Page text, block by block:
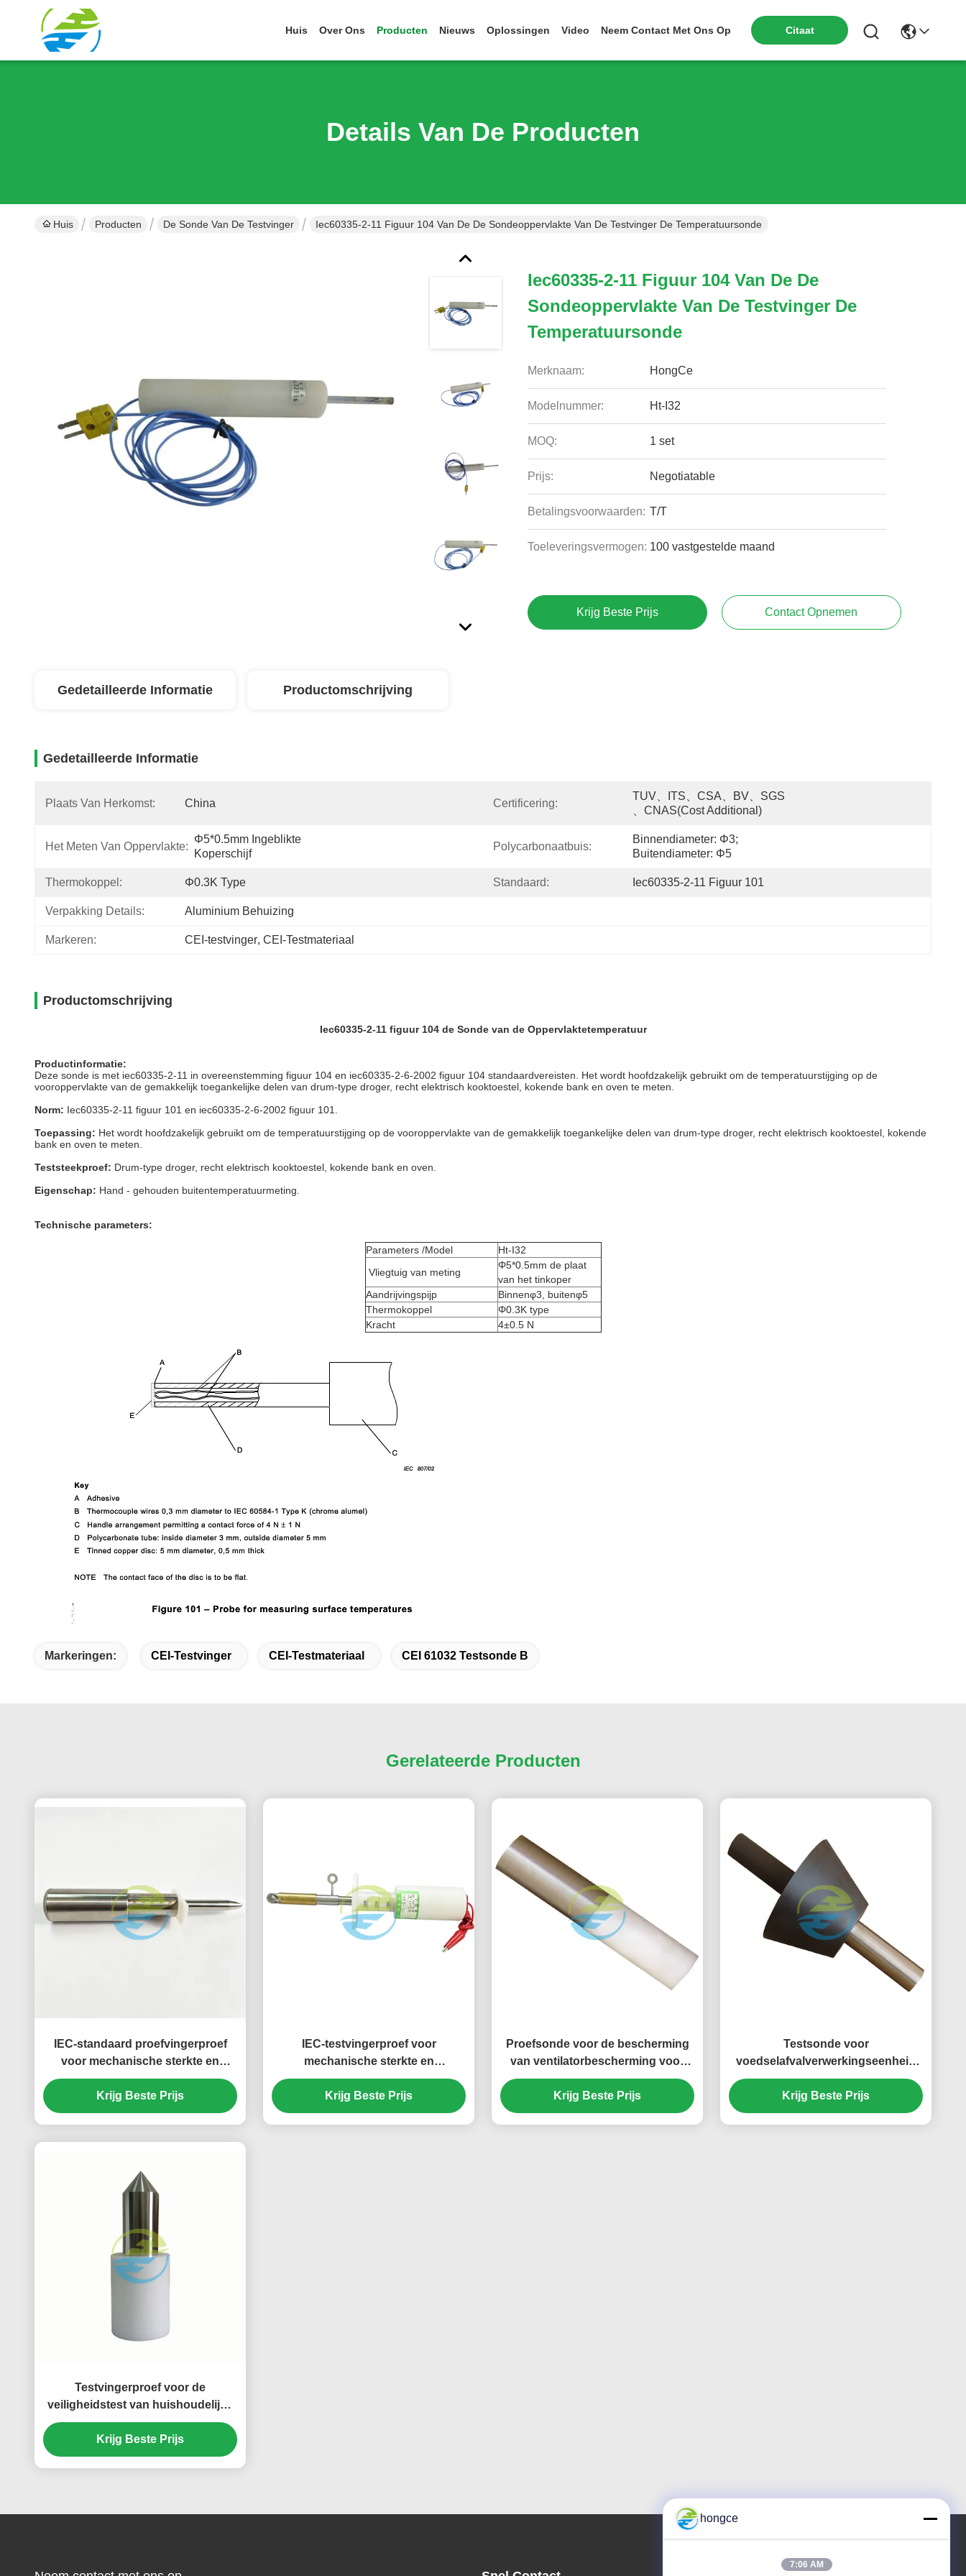
Huis Over Ons Producten Nieuws Oplossingen Video Neem Contact Met Ons Op Citaat
Details Van De Producten
Huis Producten De Sonde Van De Testvinger Iec60335-2-11 Figuur 104 Van De De Sondeoppervlakte Van De Testvinger De Temperatuursonde
Iec60335-2-11 Figuur 104 Van De De
Sondeoppervlakte Van De Testvinger De
Temperatuursonde
Merknaam: HongCe
Modelnummer: Ht-I32
MOQ: 1 set
Prijs: Negotiatable
Betalingsvoorwaarden: T/T
Toeleveringsvermogen: 100 vastgestelde maand
Krijg Beste Prijs Contact Opnemen
Gedetailleerde Informatie Productomschrijving
Gedetailleerde Informatie
Plaats Van Herkomst: China Certificering:
TUV、ITS、CSA、BV、SGS
、CNAS(cost Additional)
Het Meten Van Oppervlakte:
Φ5*0.5mm Ingeblikte
Koperschijf
Polycarbonaatbuis:
Binnendiameter: Φ3;
Buitendiameter: Φ5
Thermokoppel: Φ0.3K Type Standaard: Iec60335-2-11 Figuur 101
Verpakking Details: Aluminium Behuizing
Markeren: CEI-testvinger, CEI-Testmateriaal
Productomschrijving
Iec60335-2-11 figuur 104 de Sonde van de Oppervlaktetemperatuur
Productinformatie:
Deze sonde is met iec60335-2-11 in overeenstemming figuur 104 en iec60335-2-6-2002 figuur 104 standaardvereisten. Het wordt hoofdzakelijk gebruikt om de temperatuurstijging op de
vooroppervlakte van de gemakkelijk toegankelijke delen van drum-type droger, recht elektrisch kooktoestel, kokende bank en oven te meten.
Norm: Iec60335-2-11 figuur 101 en iec60335-2-6-2002 figuur 101.
Toepassing: Het wordt hoofdzakelijk gebruikt om de temperatuurstijging op de vooroppervlakte van de gemakkelijk toegankelijke delen van drum-type droger, recht elektrisch kooktoestel, kokende
bank en oven te meten.
Teststeekproef: Drum-type droger, recht elektrisch kooktoestel, kokende bank en oven.
Eigenschap: Hand - gehouden buitentemperatuurmeting.
Technische parameters:
Parameters /Model
Ht-I32
Vliegtuig van meting
Φ5*0.5mm de plaat
van het tinkoper
Aandrijvingspijp
Binnenφ3, buitenφ5
Thermokoppel
Φ0.3K type
Kracht
4±0.5 N
Markeringen: CEI-Testvinger CEI-Testmateriaal CEI 61032 Testsonde B
Gerelateerde Producten
IEC-standaard proefvingerproef
voor mechanische sterkte en
bescherming tegen toegang tot
gevaarlijke onderdelen
Krijg Beste Prijs
IEC-testvingerproef voor
mechanische sterkte en
toegankelijkheid
Krijg Beste Prijs
Proefsonde voor de bescherming
van ventilatorbescherming voor
gevaarlijke mechanische
onderdelen
Toegankelijkheidscontrole IEC-
Krijg Beste Prijs
Testsonde voor
voedselafvalverwerkingseenheid
31 voor IEC 61032 Figuur 14
Gevaarlijke mechanische
onderdelen Toegankelijkheidstests
Krijg Beste Prijs
Testvingerproef voor de
veiligheidstest van huishoudelijke
apparaten volgens IEC 61032
Krijg Beste Prijs
hongce
7:06 AM